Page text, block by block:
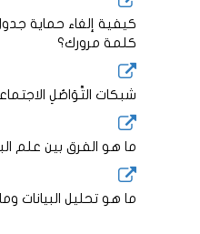
كلمة مرورك؟
شبكات التَّوَاصُلِ
ما هو الفرق بين علم
ما هو تحليل البيانات